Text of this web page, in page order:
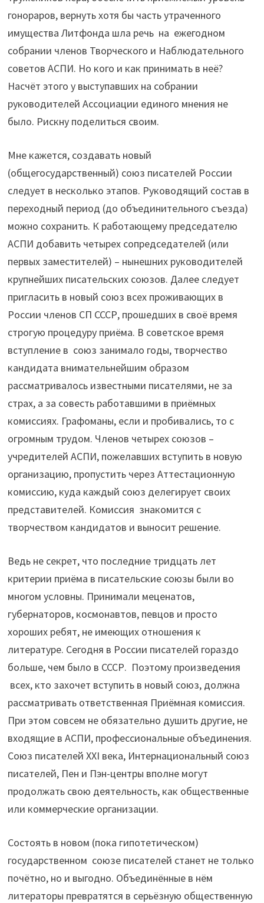
гонораров, вернуть хотя бы часть утраченного
имущества Литфонда шла речь на ежегодном
собрании членов Творческого и Наблюдательного
советов АСПИ. Но кого и как принимать в неё?
Насчёт этого у выступавших на собрании
руководителей Ассоциации единого мнения не
было. Рискну поделиться своим.
Мне кажется, создавать новый
(общегосударственный) союз писателей России
следует в несколько этапов. Руководящий состав в
переходный период (до объединительного съезда)
можно сохранить. К работающему председателю
АСПИ добавить четырех сопредседателей (или
первых заместителей) – нынешних руководителей
крупнейших писательских союзов. Далее следует
пригласить в новый союз всех проживающих в
России членов СП СССР, прошедших в своё время
строгую процедуру приёма. В советское время
вступление в союз занимало годы, творчество
кандидата внимательнейшим образом
рассматривалось известными писателями, не за
страх, а за совесть работавшими в приёмных
комиссиях. Графоманы, если и пробивались, то с
огромным трудом. Членов четырех союзов –
учредителей АСПИ, пожелавших вступить в новую
организацию, пропустить через Аттестационную
комиссию, куда каждый союз делегирует своих
представителей. Комиссия знакомится с
творчеством кандидатов и выносит решение.
Ведь не секрет, что последние тридцать лет
критерии приёма в писательские союзы были во
многом условны. Принимали меценатов,
губернаторов, космонавтов, певцов и просто
хороших ребят, не имеющих отношения к
литературе. Сегодня в России писателей гораздо
больше, чем было в СССР. Поэтому произведения
всех, кто захочет вступить в новый союз, должна
рассматривать ответственная Приёмная комиссия.
При этом совсем не обязательно душить другие, не
входящие в АСПИ, профессиональные объединения.
Союз писателей XXI века, Интернациональный союз
писателей, Пен и Пэн-центры вполне могут
продолжать свою деятельность, как общественные
или коммерческие организации.
Состоять в новом (пока гипотетическом)
государственном союзе писателей станет не только
почётно, но и выгодно. Объединённые в нём
литераторы превратятся в серьёзную общественную